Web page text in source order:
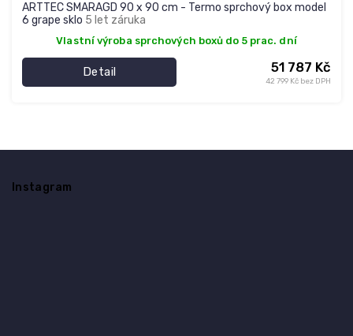
ARTTEC SMARAGD 90 x 90 cm - Termo sprchový box model
6 grape sklo 5 let záruka
Vlastní výroba sprchových boxů do 5 prac. dní
42 799 Kč bez DPH
51 787 Kč
Detail
Instagram